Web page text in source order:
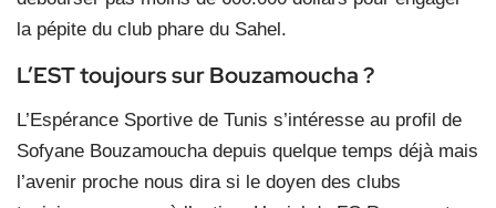
la pépite du club phare du Sahel.
L’EST toujours sur Bouzamoucha ?
L’Espérance Sportive de Tunis s’intéresse au profil de
Sofyane Bouzamoucha depuis quelque temps déjà mais
l’avenir proche nous dira si le doyen des clubs